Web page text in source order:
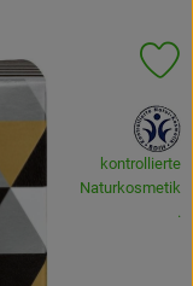
, Verband:
kontrollierte
Naturkosmetik
.